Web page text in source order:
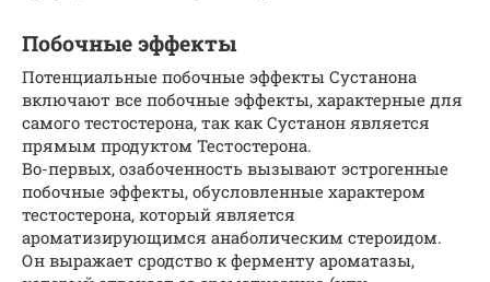
Побочные эффекты
Потенциальные побочные эффекты Сустанона
включают все побочные эффекты, характерные для
самого тестостерона, так как Сустанон является
прямым продуктом Тестостерона.
Во-первых, озабоченность вызывают эстрогенные
побочные эффекты, обусловленные характером
тестостерона, который является
ароматизирующимся анаболическим стероидом.
Он выражает сродство к ферменту ароматазы,